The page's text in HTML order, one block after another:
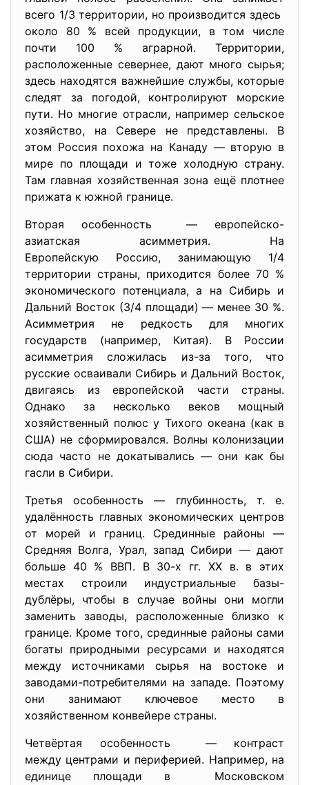
всего 1/3 территории, но производится здесь
около 80 % всей продукции, в том числе
почти 100 % аграрной. Территории,
расположенные севернее, дают много сырья;
здесь находятся важнейшие службы, которые
следят за погодой, контролируют морские
пути. Но многие отрасли, например сельское
хозяйство, на Севере не представлены. В
этом Россия похожа на Канаду — вторую в
мире по площади и тоже холодную страну.
Там главная хозяйственная зона ещё плотнее
прижата к южной границе.
Вторая особенность — европейско-
азиатская асимметрия. На
Европейскую Россию, занимающую 1/4
территории страны, приходится более 70 %
экономического потенциала, а на Сибирь и
Дальний Восток (3/4 площади) — менее 30 %.
Асимметрия не редкость для многих
государств (например, Китая). В России
асимметрия сложилась из-за того, что
русские осваивали Сибирь и Дальний Восток,
двигаясь из европейской части страны.
Однако за несколько веков мощный
хозяйственный полюс у Тихого океана (как в
США) не сформировался. Волны колонизации
сюда часто не докатывались — они как бы
гасли в Сибири.
Третья особенность — глубинность, т. е.
удалённость главных экономических центров
от морей и границ. Срединные районы —
Средняя Волга, Урал, запад Сибири — дают
больше 40 % ВВП. В 30-х гг. XX в. в этих
местах строили индустриальные базы-
дублёры, чтобы в случае войны они могли
заменить заводы, расположенные близко к
границе. Кроме того, срединные районы сами
богаты природными ресурсами и находятся
между источниками сырья на востоке и
заводами-потребителями на западе. Поэтому
они занимают ключевое место в
хозяйственном конвейере страны.
Четвёртая особенность — контраст
между центрами и периферией. Например, на
единице площади в Московском